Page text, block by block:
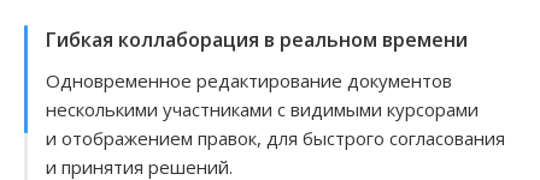
Гибкая коллаборация в реальном времени
Одновременное редактирование документов
несколькими участниками с видимыми курсорами
и отображением правок, для быстрого согласования
и принятия решений.